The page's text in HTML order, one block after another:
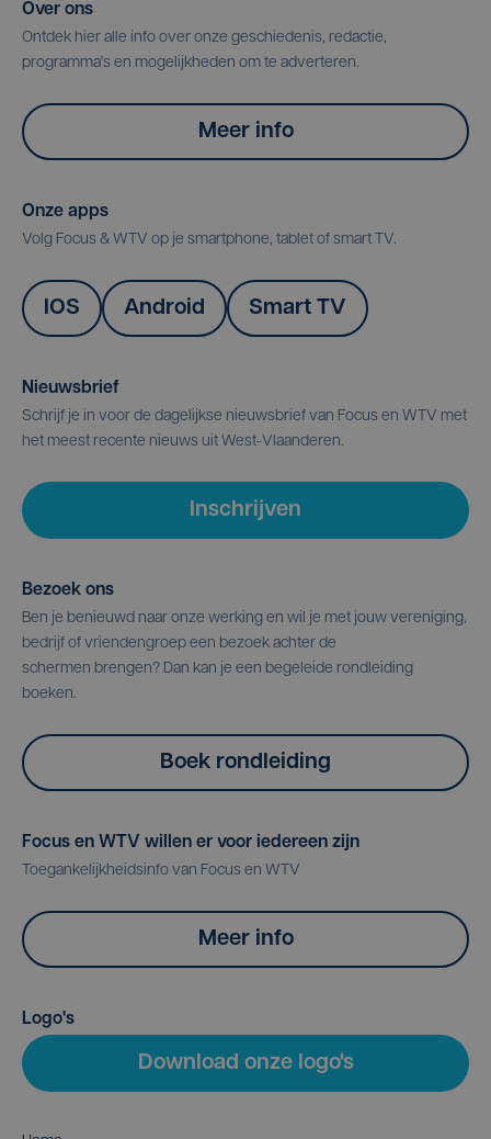
Over ons
Ontdek hier alle info over onze geschiedenis, redactie,
programma's en mogelijkheden om te adverteren.
Meer info
Onze apps
Volg Focus & WTV op je smartphone, tablet of smart TV.
IOS Android Smart TV
Nieuwsbrief
Schrijf je in voor de dagelijkse nieuwsbrief van Focus en WTV met
het meest recente nieuws uit West-Vlaanderen.
Inschrijven
Bezoek ons
Ben je benieuwd naar onze werking en wil je met jouw vereniging,
bedrijf of vriendengroep een bezoek achter de
schermen brengen? Dan kan je een begeleide rondleiding
boeken.
Boek rondleiding
Focus en WTV willen er voor iedereen zijn
Toegankelijkheidsinfo van Focus en WTV
Meer info
Logo's
Download onze logo's